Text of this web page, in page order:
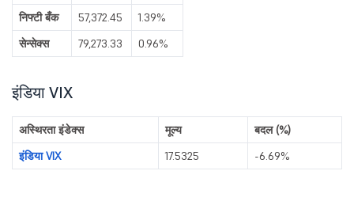
निफ्टी बँक
57,372.45
1.39%
सेन्सेक्स
79,273.33 0.96%
इंडिया VIX
अस्थिरता इंडेक्स मूल्य
बदल (%)
इंडिया VIX
17.5325 -6.69%